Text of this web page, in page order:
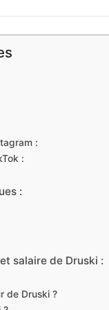
:
:
:
salaire de Druski :
de Druski ?